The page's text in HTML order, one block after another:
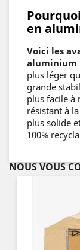
en
Voici les
aluminium
plus léger
grande
plus facile à
résistant à
plus solide
100%
NOUS VOUS